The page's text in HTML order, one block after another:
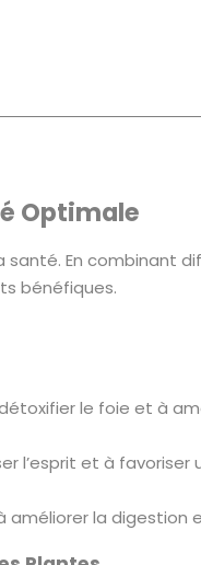
Optimale
En combinant
bénéfiques.
le foie et à
l’esprit et à favoriser
la digestion